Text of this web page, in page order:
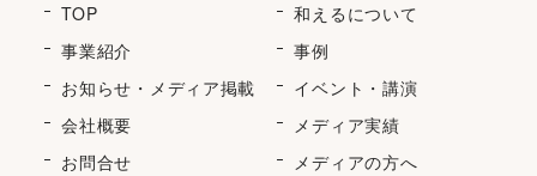
TOP
和えるについて
事業紹介
事例
お知らせ・メディア掲載
イベント・講演
会社概要
メディア実績
お問合せ
メディアの方へ